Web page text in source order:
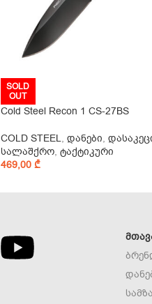
SOLD
OUT
Cold Steel Recon 1 CS-27BS
COLD STEEL, დანები,
სალაშქრო, ტაქტიკური
469,00 ₾